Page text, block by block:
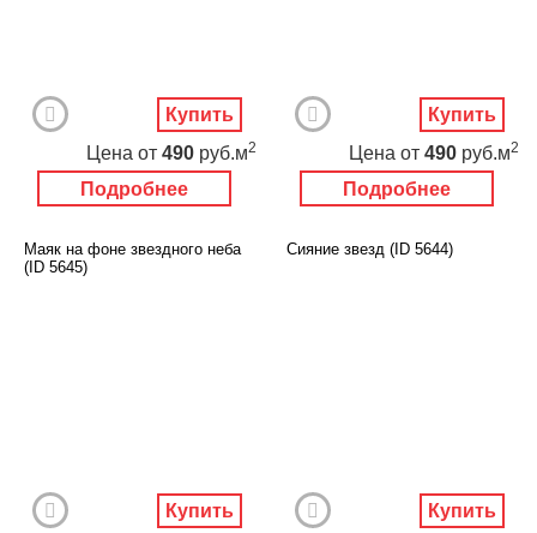
Подробнее
Цена от 490 руб.м2
Купить
Подробнее
Цена от 490 руб.м2
Купить
Маяк на фоне звездного неба
(ID 5645)
Купить
Сияние звезд (ID 5644)
Купить